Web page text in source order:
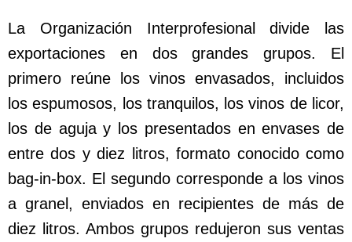
La Organización Interprofesional divide las
exportaciones en dos grandes grupos. El
primero reúne los vinos envasados, incluidos
los espumosos, los tranquilos, los vinos de licor,
los de aguja y los presentados en envases de
entre dos y diez litros, formato conocido como
bag-in-box. El segundo corresponde a los vinos
a granel, enviados en recipientes de más de
diez litros. Ambos grupos redujeron sus ventas